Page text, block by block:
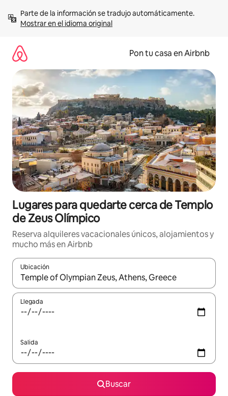
contenidoMostrar en el idioma original
Pon tu casa en Airbnb
Lugares para quedarte cerca de Templo
de Zeus Olímpico
Reserva alquileres vacacionales únicos, alojamientos y
mucho más en Airbnb
Ubicación
Cuando los resultados estén disponibles, navega con las
Llegada
Salida
Buscar